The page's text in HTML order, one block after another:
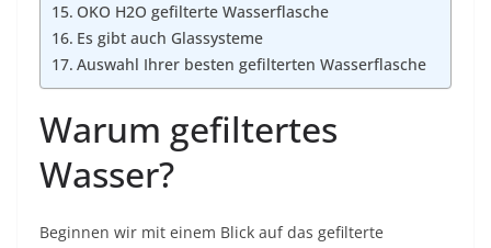
OKO H2O gefilterte Wasserflasche
Es gibt auch Glassysteme
Auswahl Ihrer besten gefilterten Wasserflasche
Warum gefiltertes
Wasser?
Beginnen wir mit einem Blick auf das gefilterte